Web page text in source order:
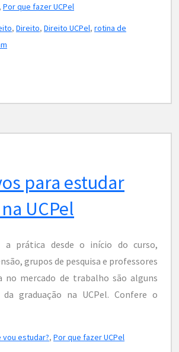
, Por que fazer UCPel
, Direito, Direito UCPel, rotina de
para estudar
UCPel
a prática desde o início do curso,
grupos de pesquisa e professores
no mercado de trabalho são alguns
da graduação na UCPel. Confere o
vou estudar?, Por que fazer UCPel